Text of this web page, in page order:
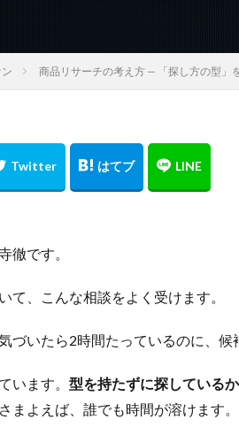
商品リサーチの考え方 — 「探し方の型」
徹です。
て、こんな相談をよく受けます。
づいたら2時間たっているのに、候
います。 型を持たずに探している
まよえば、誰でも時間が溶けます